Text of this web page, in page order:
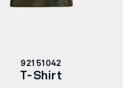
Codice
articolo:
92151042
T-Shirt